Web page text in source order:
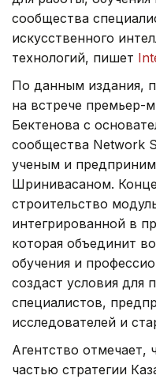
сообщества
искусственного
технологий, пишет
По данным издания,
на встрече премьер-
Бектенова с
сообщества Network
ученым и
Шринивасаном.
строительство
интегрированной в
которая объединит
обучения и
создаст условия для
специалистов,
исследователей и
Агентство отмечает,
частью стратегии